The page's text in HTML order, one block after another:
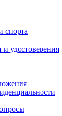
спорта
удостоверения